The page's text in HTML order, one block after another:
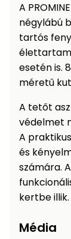
Hómaró
és
és
A
négylábú
tartós
esetén is.
méretű
A tetőt
védelmet
A
és
számára.
kertbe illik.
Média